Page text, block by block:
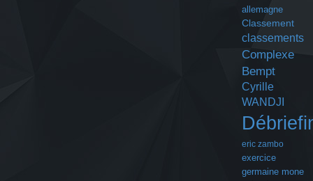
allemagne
Classement
classements
Complexe
Bempt
Cyrille
WANDJI
eric zambo
exercice
germaine mone